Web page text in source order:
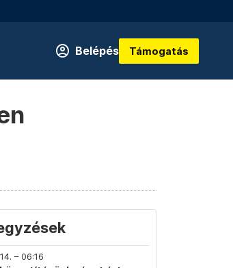
Belépés Támogatás
– 06:16